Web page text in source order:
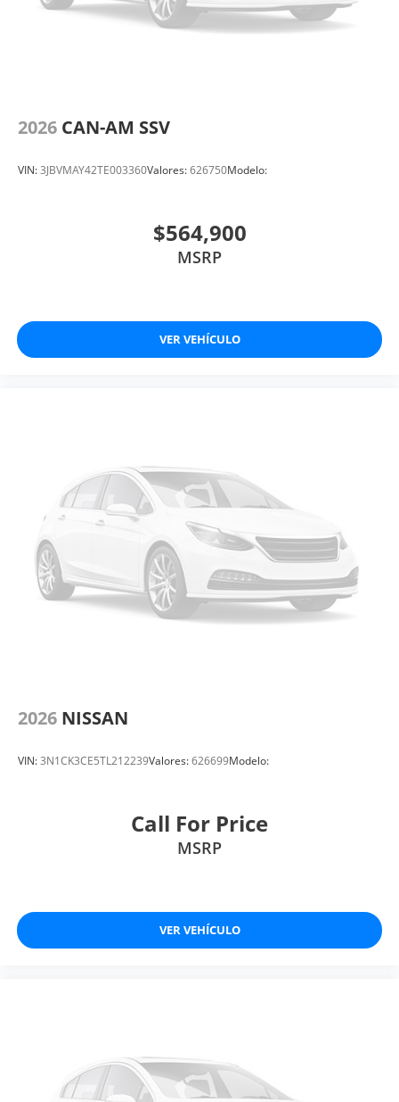
2026 CAN-AM SSV
VIN:3JBVMAY42TE003360Valores:626750Modelo:
$564,900
MSRP
VER VEHÍCULO
2026 NISSAN
VIN:3N1CK3CE5TL212239Valores:626699Modelo:
Call For Price
MSRP
VER VEHÍCULO